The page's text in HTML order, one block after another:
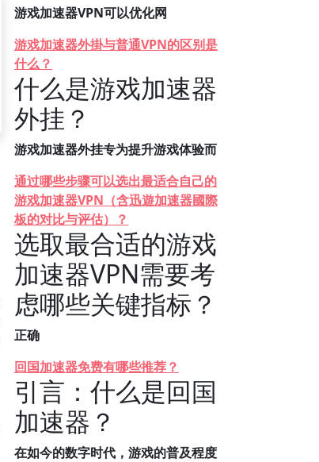
游戏加速器VPN可以优化网
游戏加速器外掛与普通VPN的区别是
什么？
什么是游戏加速器
外挂？
游戏加速器外挂专为提升游戏体验而
通过哪些步骤可以选出最适合自己的
游戏加速器VPN（含迅遊加速器國際
板的对比与评估）？
选取最合适的游戏
加速器VPN需要考
虑哪些关键指标？
正确
回国加速器免费有哪些推荐？
引言：什么是回国
加速器？
在如今的数字时代，游戏的普及程度